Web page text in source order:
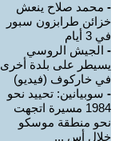
- محمد صلاح ينعش
خزائن طرابزون سبور
في 3 أيام
- الجيش الروسي
يسيطر على بلدة أخرى
في خاركوف (فيديو)
- سوبيانين: تحييد نحو
1984 مسيرة اتجهت
نحو منطقة موسكو
خلال أس ...